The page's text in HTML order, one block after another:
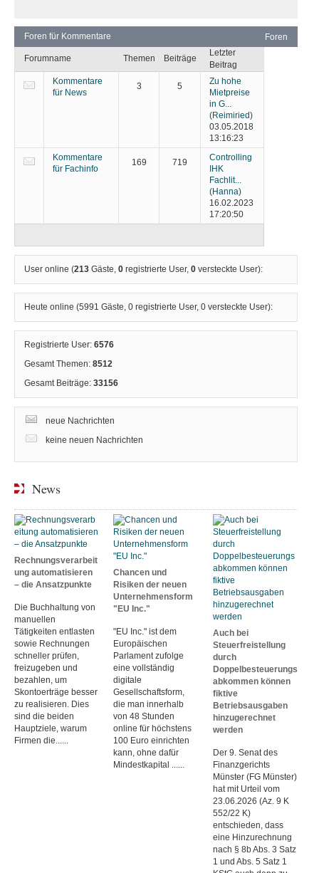
Foren
Foren für Kommentare
Forumname Themen Beiträge
Letzter
Beitrag
Kommentare
für News
3 5
Zu hohe
Mietpreise
in G...
(Reimiried)
03.05.2018
13:16:23
Kommentare
für Fachinfo
169 719
Controlling
IHK
Fachlit...
(Hanna)
16.02.2023
17:20:50
User online (213 Gäste,0 registrierte User,0 versteckte User):
Heute online (5991 Gäste,0 registrierte User,0 versteckte User):
Registrierte User:6576
Gesamt Themen:8512
Gesamt Beiträge:33156
neue Nachrichten
keine neuen Nachrichten
News
Rechnungsverarbeit
ung automatisieren
– die Ansatzpunkte
Die Buchhaltung von
manuellen
Tätigkeiten entlasten
sowie Rechnungen
schneller prüfen,
freizugeben und
bezahlen, um
Skontoerträge besser
zu realisieren. Dies
sind die beiden
Hauptziele, warum
Firmen die......
Chancen und
Risiken der neuen
Unternehmensform
"EU Inc."
"EU Inc." ist dem
Europäischen
Parlament zufolge
eine vollständig
digitale
Gesellschaftsform,
die man innerhalb
von 48 Stunden
online für höchstens
100 Euro einrichten
kann, ohne dafür
Mindestkapital ......
Auch bei
Steuerfreistellung
durch
Doppelbesteuerungs
abkommen können
fiktive
Betriebsausgaben
hinzugerechnet
werden
Der 9. Senat des
Finanzgerichts
Münster (FG Münster)
hat mit Urteil vom
23.06.2026 (Az. 9 K
552/22 K)
entschieden, dass
eine Hinzurechnung
nach § 8b Abs. 3 Satz
1 und Abs. 5 Satz 1